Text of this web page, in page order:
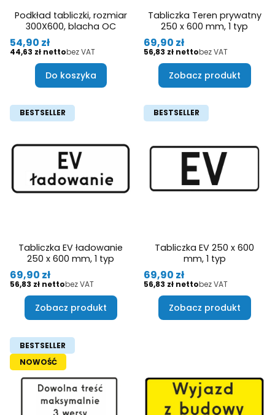
Podkład tabliczki, rozmiar
300X600, blacha OC
Cena
54,90 zł
Cena
44,63 zł bez VAT
Do koszyka
Tabliczka Teren prywatny
250 x 600 mm, 1 typ
Cena
69,90 zł
Cena
56,83 zł bez VAT
Zobacz produkt
BESTSELLER
Tabliczka EV ładowanie
250 x 600 mm, 1 typ
Cena
69,90 zł
Cena
56,83 zł bez VAT
Zobacz produkt
BESTSELLER
Tabliczka EV 250 x 600
mm, 1 typ
Cena
69,90 zł
Cena
56,83 zł bez VAT
Zobacz produkt
BESTSELLER
NOWOŚĆ